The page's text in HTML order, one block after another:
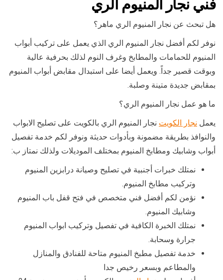
فني نجار المنيوم الري
هل تبحث عن نجار المنيوم الري ماهر؟
نوفر لكم أفضل نجار المنيوم الري الذي يعمل على تركيب أبواب
المنيوم للحمامات والمطابخ وغرف النوم لذلك بحرفية عالية
وبوقت قصير جداً. ويعمل أيضا على استبدال مقابض أبواب المنيوم
بمقابض جديدة متينة وصلبة.
ما هو عمل نجار المنيوم الري؟
يعمل نجار الكويت نجار المنيوم الري بالكويت على تصليح الابواب
والنوافذ بطريقة مضمونة وبأدوات حديثة ونوفر لكم خدمة تفصيل
أبواب وشابيك ومطابخ المنيوم بمختلف الموديلات ولذلك نمتاز ب:
نمتلك خبرات أجنبية في تصليح وصيانة درابزين المنيوم
وتركيب مطابخ المنيوم.
نؤمن لكم أفضل فني متخصص في فتح قفل باب المنيوم
وشابيك المنيوم.
نمتلك الخبرة الكافية في تفصيل وتركيب ابواب المنيوم
جرارة وسحابة.
خدمة تفصيل مطبخ المنيوم متاحة للفنادق والمنازل
والمطاعم وبسعر رخيص جدا